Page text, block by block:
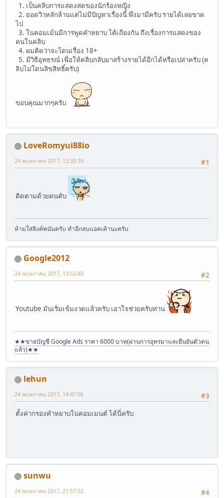
1. เป็นคลิบการแสดงสดของนักร้องหญิง
2. ยอดวิวหลักล้านแต่ไม่มีปัญหาเรื่องนี้ พึ่งมามีครับ รายได้เลยขาด
ไป
3. ในคอมเม้นมีการพูดคำหยาบ โต้เถียงกัน ถึงเรื่องการแสดงของ
คนในคลิบ
4. ผมคิดว่าจะโดนเรื่อง 18+
5. มีวิธีอุทธรณ์ เพื่อให้คลิบกลับมาสร้างรายได้อีกได้หรือเปล่าครับ (ค
ลิบไม่โดนลิขสิทธิ์ครับ)
ขอบคุณมากๆครับ
LoveRomyui88io
#1
24 พฤษภาคม 2017, 12:30:39
ติดตามด้วยคนคับ
ห้ามใส่ลิงค์พนันครับ ทำอีกลบแอคเค้านะครับ
Google2012
#2
24 พฤษภาคม 2017, 13:52:45
Youtube มันเริ่มเข้มงวดแล้วครับ เอาใจช่วยครับท่าน
★★ขายบัญชี Google Ads ราคา 6000 บาท(ผ่านการอุทรมาและยืนยันตัวตน
แล้ว)★★
lehun
#3
24 พฤษภาคม 2017, 14:47:06
ตั้งค่ากรองคำหยาบในคอมเมนต์ ได้นี่ครับ
sunwu
#4
24 พฤษภาคม 2017, 21:57:52